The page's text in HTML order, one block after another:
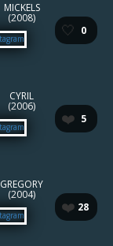
MICKELS
(2008)
🤍 0
CYRIL
(2006)
❤️ 5
GREGORY
(2004)
❤️ 28